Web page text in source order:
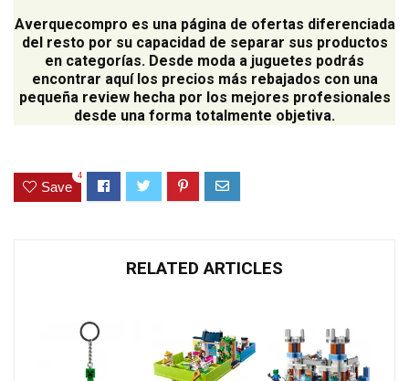
Averquecompro es una página de ofertas diferenciada
del resto por su capacidad de separar sus productos
en categorías. Desde moda a juguetes podrás
encontrar aquí los precios más rebajados con una
pequeña review hecha por los mejores profesionales
desde una forma totalmente objetiva.
Save
4
RELATED ARTICLES